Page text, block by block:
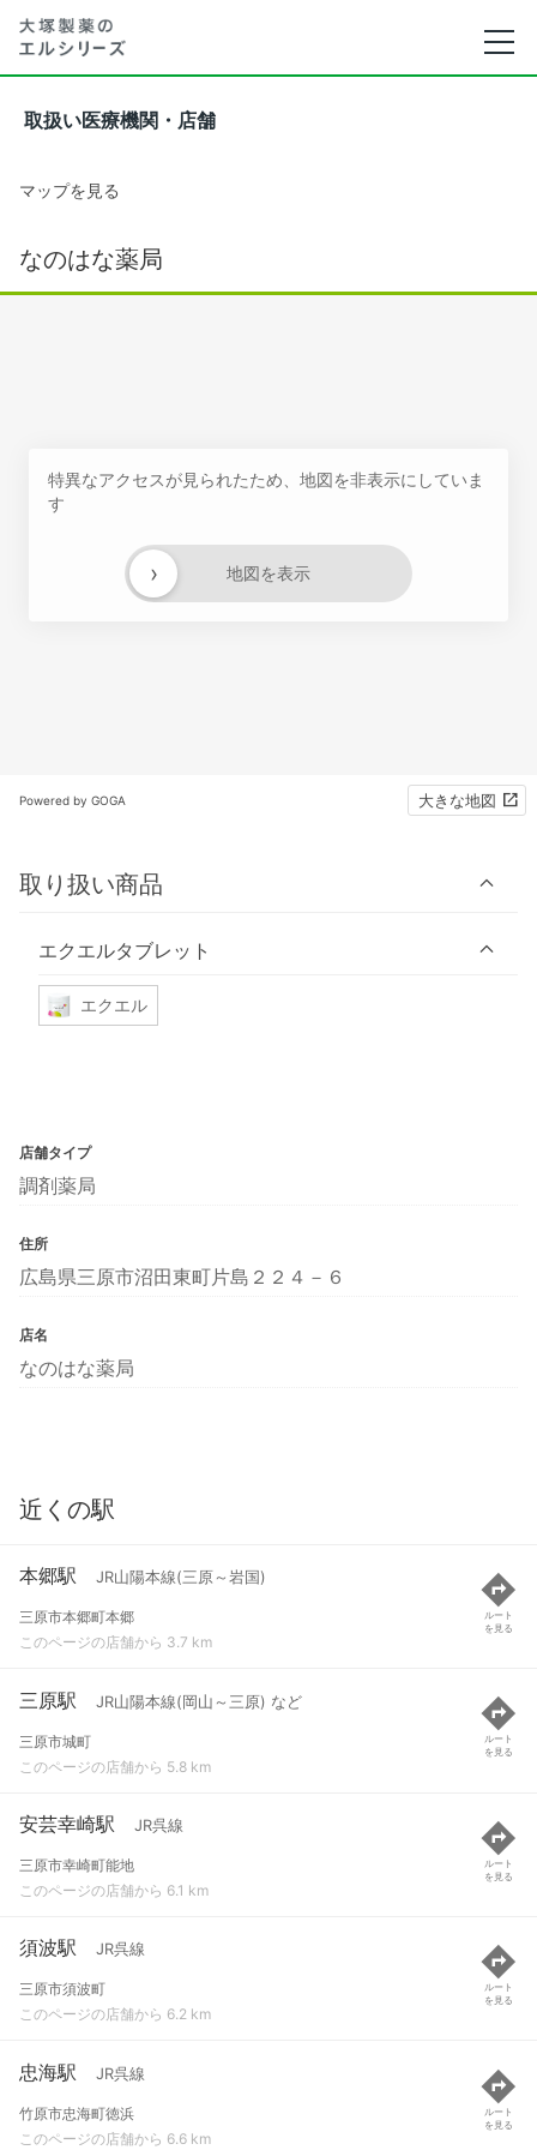
取扱い医療機関・店舗
マップを見る
なのはな薬局
特異なアクセスが見られたため、地図を非表示にしていま
す
地図を表示
›
Powered by GOGA 大きな地図
取り扱い商品
エクエルタブレット
エクエル
店舗タイプ
調剤薬局
住所
広島県三原市沼田東町片島２２４－６
店名
なのはな薬局
近くの駅
本郷駅 JR山陽本線(三原～岩国)
三原市本郷町本郷
このページの店舗から 3.7 km
ルート
を見る
三原駅 JR山陽本線(岡山～三原) など
三原市城町
このページの店舗から 5.8 km
ルート
を見る
安芸幸崎駅 JR呉線
三原市幸崎町能地
このページの店舗から 6.1 km
ルート
を見る
須波駅 JR呉線
三原市須波町
このページの店舗から 6.2 km
ルート
を見る
忠海駅 JR呉線
竹原市忠海町徳浜
このページの店舗から 6.6 km
ルート
を見る